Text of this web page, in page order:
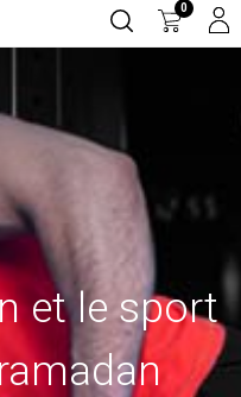
0
et le sport